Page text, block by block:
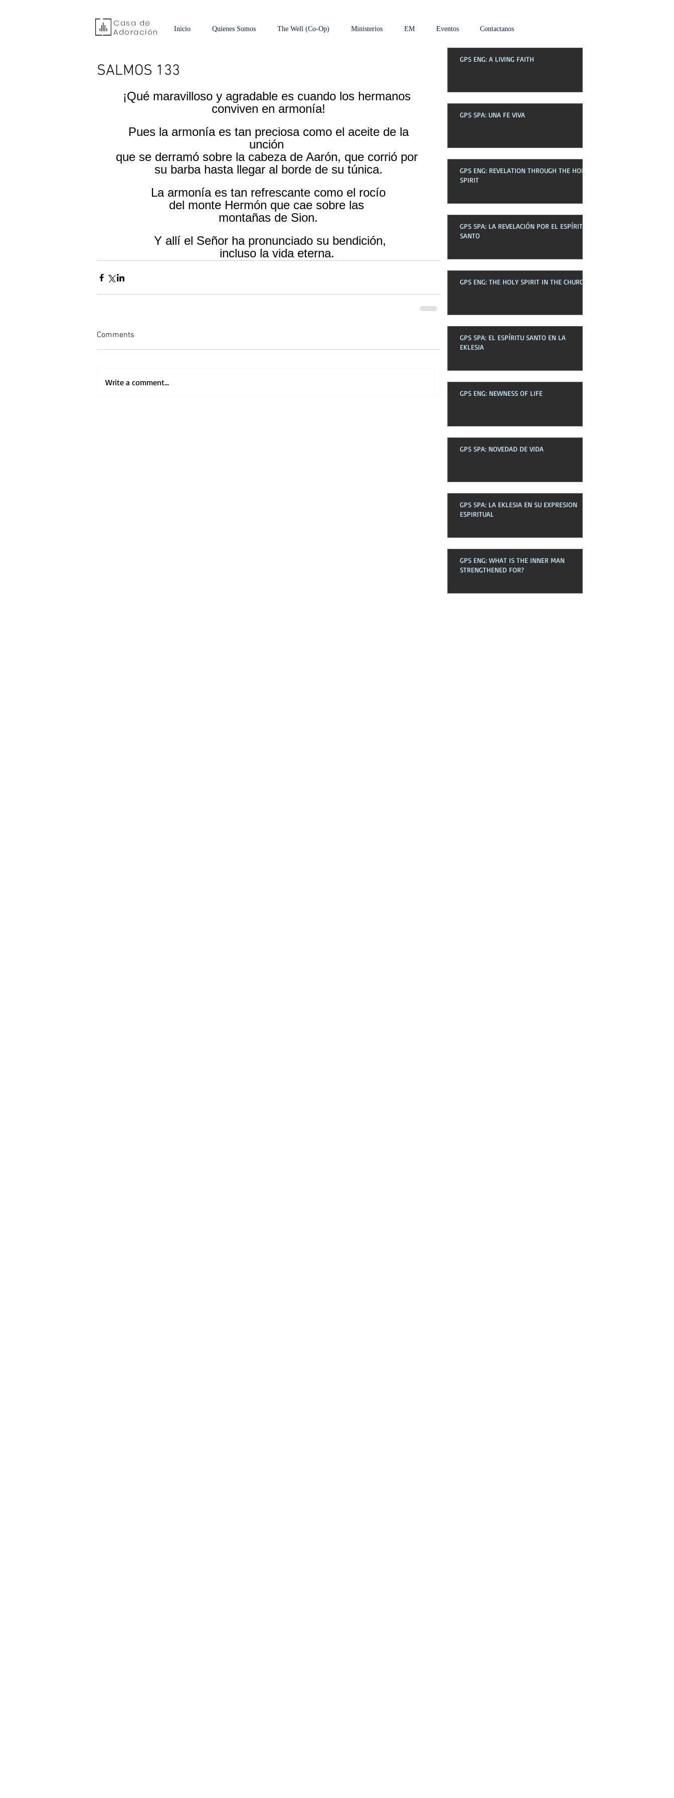
Casa de
Adoración
Inicio Quienes Somos The Well (Co-Op) Ministerios EM Eventos Contactanos
SALMOS 133
¡Qué maravilloso y agradable es cuando los hermanos
conviven en armonía!
unción
que se derramó sobre la cabeza de Aarón, que corrió por
su barba hasta llegar al borde de su túnica.
La armonía es tan refrescante como el rocío
del monte Hermón que cae sobre las
montañas de Sion.
Y allí el Señor ha pronunciado su bendición,
     incluso la vida eterna.
Comments
Write a comment...
Boletines pasados
GPS ENG: A LIVING FAITH
GPS SPA: UNA FE VIVA
GPS ENG: REVELATION THROUGH THE HOLY
SPIRIT
GPS SPA: LA REVELACIÓN POR EL ESPÍRITU
SANTO
GPS ENG: THE HOLY SPIRIT IN THE CHURCH
GPS SPA: EL ESPÍRITU SANTO EN LA
EKLESIA
GPS ENG: NEWNESS OF LIFE
GPS SPA: NOVEDAD DE VIDA
GPS SPA: LA EKLESIA EN SU EXPRESION
ESPIRITUAL
GPS ENG: WHAT IS THE INNER MAN
STRENGTHENED FOR?